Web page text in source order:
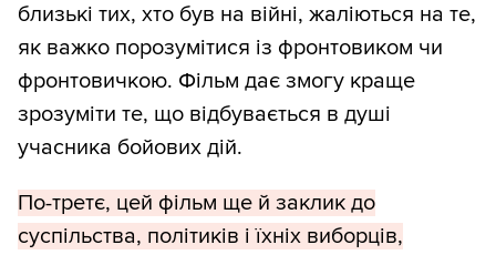
близькі тих, хто був на війні, жаліються на те,
як важко порозумітися із фронтовиком чи
фронтовичкою. Фільм дає змогу краще
зрозуміти те, що відбувається в душі
учасника бойових дій.
По-третє, цей фільм ще й заклик до
суспільства, політиків і їхніх виборців,